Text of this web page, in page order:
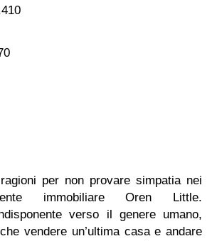
per non provare simpatia nei
immobiliare Oren Little.
verso il genere umano,
vendere un’ultima casa e andare